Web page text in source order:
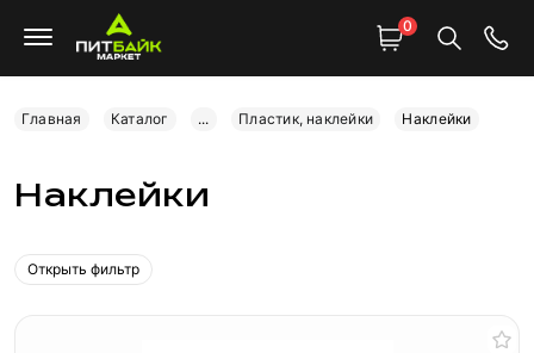
0
Главная Каталог ... Пластик, наклейки Наклейки
Наклейки
Открыть фильтр